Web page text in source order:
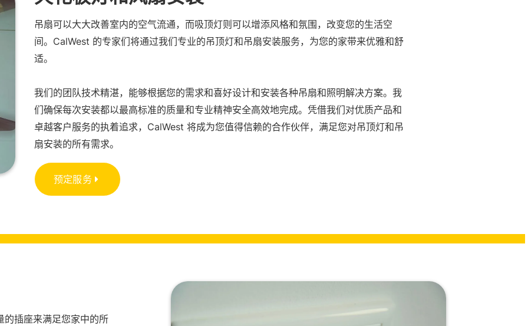
吊扇可以大大改善室内的空气流通，而吸顶灯则可以增添风格和氛围，改变您的生活空
间。CalWest 的专家们将通过我们专业的吊顶灯和吊扇安装服务，为您的家带来优雅和舒
适。
我们的团队技术精湛，能够根据您的需求和喜好设计和安装各种吊扇和照明解决方案。我
们确保每次安装都以最高标准的质量和专业精神安全高效地完成。凭借我们对优质产品和
卓越客户服务的执着追求，CalWest 将成为您值得信赖的合作伙伴，满足您对吊顶灯和吊
扇安装的所有需求。
预定服务
的插座来满足您家中的所